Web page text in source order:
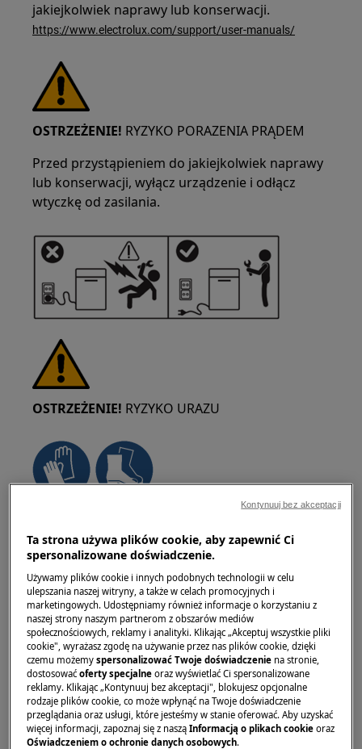
jakiejkolwiek naprawy lub konserwacji.
https://www.electrolux.com/support/user-manuals/
OSTRZEŻENIE! RYZYKO PORAZENIA PRĄDEM
Przed przystąpieniem do jakiejkolwiek naprawy
lub konserwacji, wyłącz urządzenie i odłącz
wtyczkę od zasilania.
OSTRZEŻENIE! RYZYKO URAZU
przemieszczania urządzeń. W przypadku
ciężkich sprzętów najbezpieczniej jest, gdy
przesuwają je dwie osoby. Zawsze używaj
rękawic ochronnych i obuwia ochronnego.
Nosić rękawice ochronne przez cały czas, aby
chronić się przed skaleczeniami od ostrych
krawędzi.
Ta strona używa plików cookie, aby zapewnić Ci
spersonalizowane doświadczenie.
Używamy plików cookie i innych podobnych technologii w celu
ulepszania naszej witryny, a także w celach promocyjnych i
marketingowych. Udostępniamy również informacje o korzystaniu z
naszej strony naszym partnerom z obszarów mediów
społecznościowych, reklamy i analityki. Klikając „Akceptuj wszystkie pliki
cookie", wyrażasz zgodę na używanie przez nas plików cookie, dzięki
czemu możemyspersonalizować Twoje doświadczenie na stronie,
dostosowaćoferty specjalne oraz wyświetlać Ci spersonalizowane
reklamy. Klikając „Kontynuuj bez akceptacji", blokujesz opcjonalne
rodzaje plików cookie, co może wpłynąć na Twoje doświadczenie
przeglądania oraz usługi, które jesteśmy w stanie oferować. Aby uzyskać
więcej informacji, zapoznaj się z nasząInformacją o plikach cookie oraz
Oświadczeniem o ochronie danych osobowych.
Kontynuuj bez akceptacji